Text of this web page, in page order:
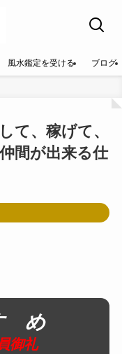
風水鑑定を受ける ブログ
て、稼げて、
間が出来る仕
ゝめ
御礼